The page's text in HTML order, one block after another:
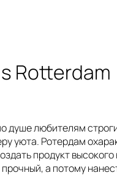
Rotterdam
душе любителям
уюта. Ротердам
продукт
а потому